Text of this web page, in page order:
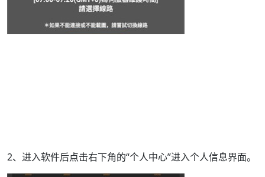
2、进入软件后点击右下角的“个人中心”进入个人信息界面。